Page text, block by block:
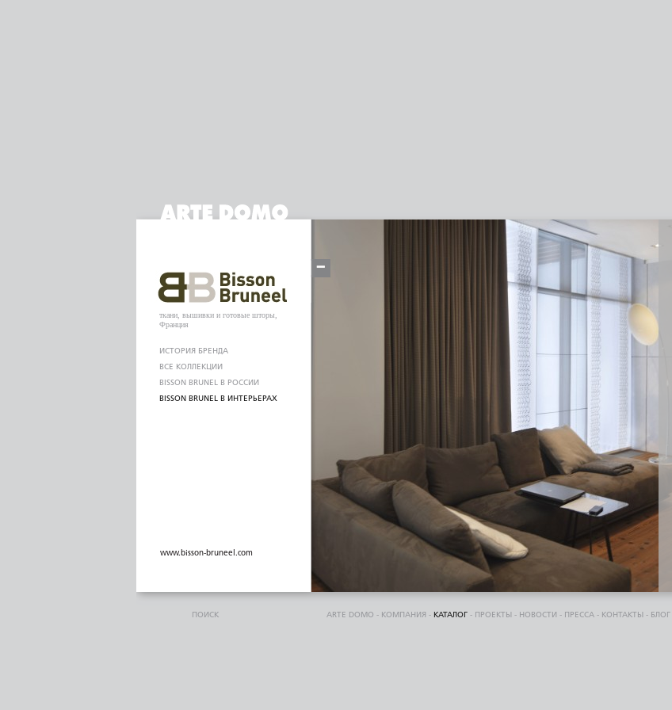
ткани, вышивки и готовые шторы,
Франция
ИСТОРИЯ БРЕНДА
ВСЕ КОЛЛЕКЦИИ
BISSON BRUNEL В РОССИИ
BISSON BRUNEL В ИНТЕРЬЕРАХ
www.bisson-bruneel.com
ПОИСК ARTE DOMO - КОМПАНИЯ - КАТАЛОГ - ПРОЕКТЫ - НОВОСТИ - ПРЕССА - КОНТАКТЫ - БЛОГ